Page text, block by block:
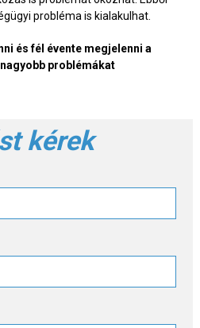
probléma is kialakulhat.
és fél évente megjelenni a
problémákat
kérek